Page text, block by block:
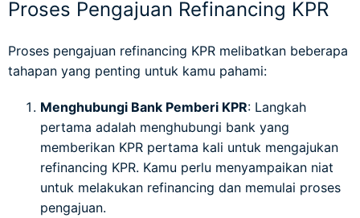
Proses Pengajuan Refinancing KPR
Proses pengajuan refinancing KPR melibatkan beberapa
tahapan yang penting untuk kamu pahami:
Menghubungi Bank Pemberi KPR: Langkah
pertama adalah menghubungi bank yang
memberikan KPR pertama kali untuk mengajukan
refinancing KPR. Kamu perlu menyampaikan niat
untuk melakukan refinancing dan memulai proses
pengajuan.